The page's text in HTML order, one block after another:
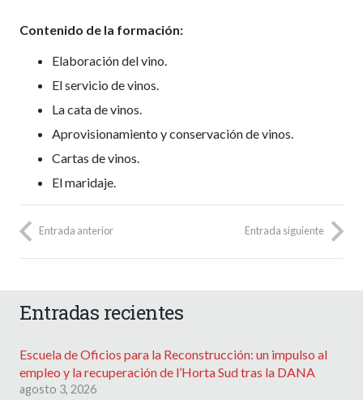
Contenido de la formación:
Elaboración del vino.
El servicio de vinos.
La cata de vinos.
Aprovisionamiento y conservación de vinos.
Cartas de vinos.
El maridaje.
Entrada anterior Entrada siguiente
Entradas recientes
Escuela de Oficios para la Reconstrucción: un impulso al
empleo y la recuperación de l’Horta Sud tras la DANA
agosto 3, 2026